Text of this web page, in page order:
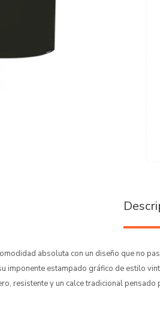
absoluta con un diseño que no
imponente estampado gráfico de estilo
resistente y un calce tradicional